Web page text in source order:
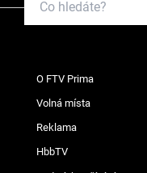
O FTV Prima
Volná místa
Reklama
HbbTV